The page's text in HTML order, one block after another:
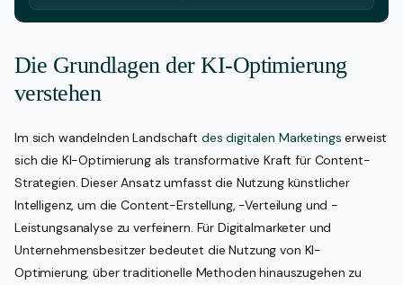
Die Grundlagen der KI-Optimierung
verstehen
Im sich wandelnden Landschaft des digitalen Marketings erweist
sich die KI-Optimierung als transformative Kraft für Content-
Strategien. Dieser Ansatz umfasst die Nutzung künstlicher
Intelligenz, um die Content-Erstellung, -Verteilung und -
Leistungsanalyse zu verfeinern. Für Digitalmarketer und
Unternehmensbesitzer bedeutet die Nutzung von KI-
Optimierung, über traditionelle Methoden hinauszugehen zu